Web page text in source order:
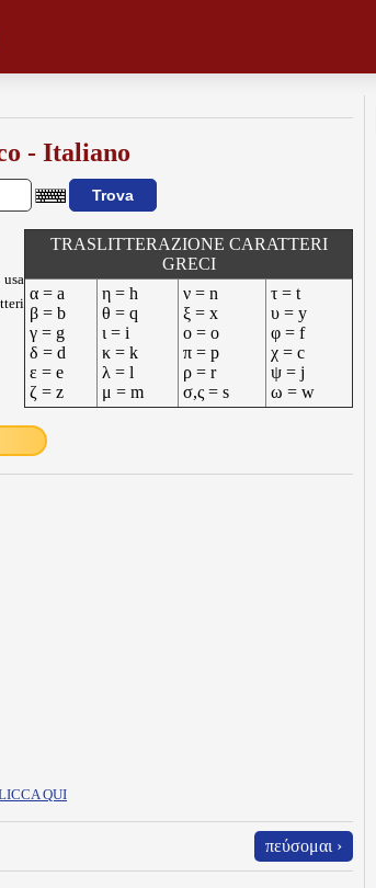
- Italiano
TRASLITTERAZIONE CARATTERI
GRECI
α = a
β = b
γ = g
δ = d
ε = e
ζ = z
η = h
θ = q
ι = i
κ = k
λ = l
μ = m
ν = n
ξ = x
ο = o
π = p
ρ = r
σ,ς = s
τ = t
υ = y
φ = f
χ = c
ψ = j
ω = w
QUI
πεύσομαι ›